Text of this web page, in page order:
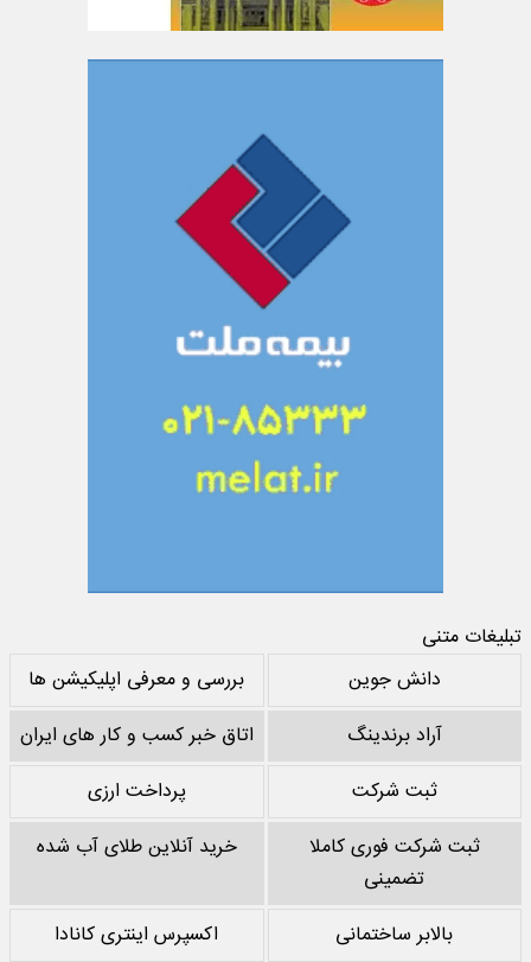
تبلیغات متنی
دانش جوین
بررسی و معرفی اپلیکیشن ها
آراد برندینگ
اتاق خبر کسب و کار های ایران
ثبت شرکت
پرداخت ارزی
ثبت شرکت فوری کاملا
تضمینی
خرید آنلاین طلای آب شده
بالابر ساختمانی اکسپرس اینتری کانادا